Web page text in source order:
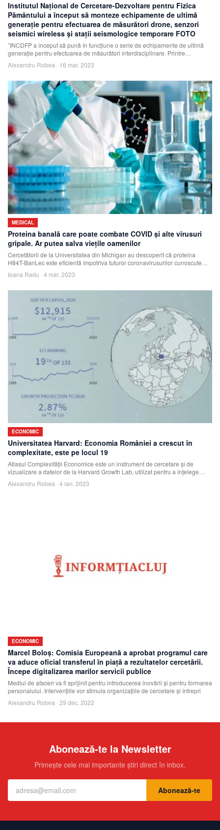
Institutul Naţional de Cercetare-Dezvoltare pentru Fizica
Pământului a început să monteze echipamente de ultimă
generaţie pentru efectuarea de măsurători drone, senzori
seismici wireless şi staţii seismologice temporare FOTO
”INCDFP a început să pună în funcţiune o serie de echipamente de ultimă
generaţie pentru efectuarea de măsurători interdisciplinare. Printre
instrumentele pregă
Alexandru Robea · 16 mar. 2023
MEDICAL
Proteina banală care poate combate COVID și alte virusuri
gripale. Ar putea salva viețile oamenilor
Cercetătorii de la Universitatea din Michigan au descoperit că proteina
H84T-BanLec este eficientă împotriva tuturor coronavirusurilor cunoscute
Ioana Radu · 4 mar. 2023
ECONOMIC
Universitatea Harvard: Economia României a crescut în
complexitate, este pe locul 19
Atlasul Complexităţii Economice este un instrument de cercetare şi de
vizualizare a datelor de la Harvard Growth Lab, utilizat pentru a înţelege
Alexandru Robea · 4 ian. 2023
ECONOMIC
Marcel Boloş: Comisia Europeană a aprobat programul care
va aduce oficial transferul în piaţă a rezultatelor cercetării.
Începe digitalizarea marilor servicii publice
Mediul de afaceri va fi sprijinit pentru introducerea inovării şi pentru formarea
personalului. Intervenţiile vor stimula organizaţiile de cercetare şi întrepri
Alexandru Robea · 29 dec. 2022
Abonează-te la Newsletter
Primește cele mai importante știri direct în inbox.
Abonează-te